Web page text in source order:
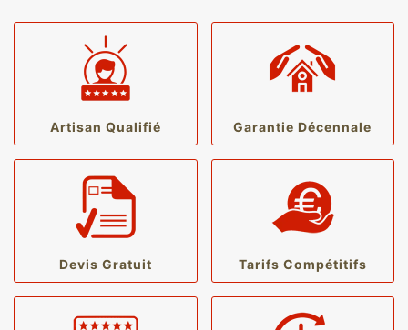
Artisan Qualifié Garantie Décennale
Devis Gratuit Tarifs Compétitifs